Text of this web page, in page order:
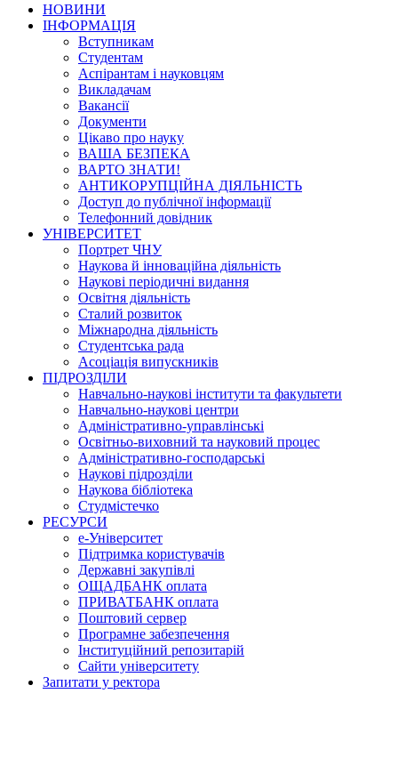
НОВИНИ
ІНФОРМАЦІЯ
Вступникам
Студентам
Аспірантам і науковцям
Викладачам
Вакансії
Документи
Цікаво про науку
ВАША БЕЗПЕКА
ВАРТО ЗНАТИ!
АНТИКОРУПЦІЙНА ДІЯЛЬНІСТЬ
Доступ до публічної інформації
Телефонний довідник
УНІВЕРСИТЕТ
Портрет ЧНУ
Наукова й інноваційна діяльність
Наукові періодичні видання
Освітня діяльність
Сталий розвиток
Міжнародна діяльність
Студентська рада
Асоціація випускників
ПІДРОЗДІЛИ
Навчально-наукові інститути та факультети
Навчально-наукові центри
Адміністративно-управлінські
Освітньо-виховний та науковий процес
Адміністративно-господарські
Наукові підрозділи
Наукова бібліотека
Студмістечко
РЕСУРСИ
е-Університет
Підтримка користувачів
Державні закупівлі
ОЩАДБАНК оплата
ПРИВАТБАНК оплата
Поштовий сервер
Програмне забезпечення
Інституційний репозитарій
Сайти університету
Запитати у ректора